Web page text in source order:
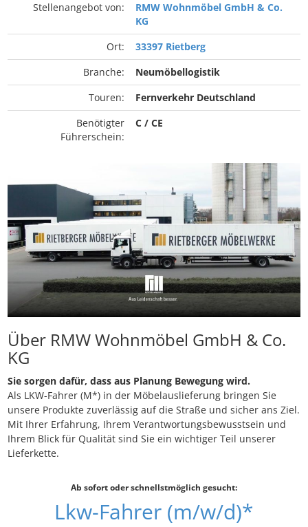
Stellenangebot von:
RMW Wohnmöbel GmbH & Co.
KG
Ort:
33397 Rietberg
Branche:
Neumöbellogistik
Touren:
Fernverkehr Deutschland
Benötigter
Führerschein:
C / CE
Über RMW Wohnmöbel GmbH & Co.
KG
Sie sorgen dafür, dass aus Planung Bewegung wird.
Als LKW-Fahrer (M*) in der Möbelauslieferung bringen Sie
unsere Produkte zuverlässig auf die Straße und sicher ans Ziel.
Mit Ihrer Erfahrung, Ihrem Verantwortungsbewusstsein und
Ihrem Blick für Qualität sind Sie ein wichtiger Teil unserer
Lieferkette.
Ab sofort oder schnellstmöglich gesucht:
Lkw-Fahrer (m/w/d)*